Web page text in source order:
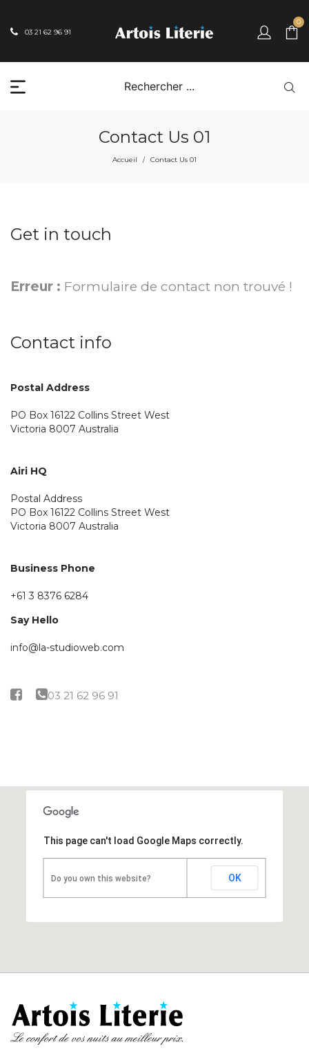
03 21 62 96 91
0
Contact Us 01
Accueil / Contact Us 01
Get in touch
Erreur : Formulaire de contact non trouvé !
Contact info
Postal Address
PO Box 16122 Collins Street West
Victoria 8007 Australia
Airi HQ
Postal Address
PO Box 16122 Collins Street West
Victoria 8007 Australia
Business Phone
+61 3 8376 6284
Say Hello
info@la-studioweb.com
This page can't load Google Maps correctly.
Do you own this website? OK